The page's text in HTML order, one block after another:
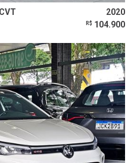
2020
R$ 104.900